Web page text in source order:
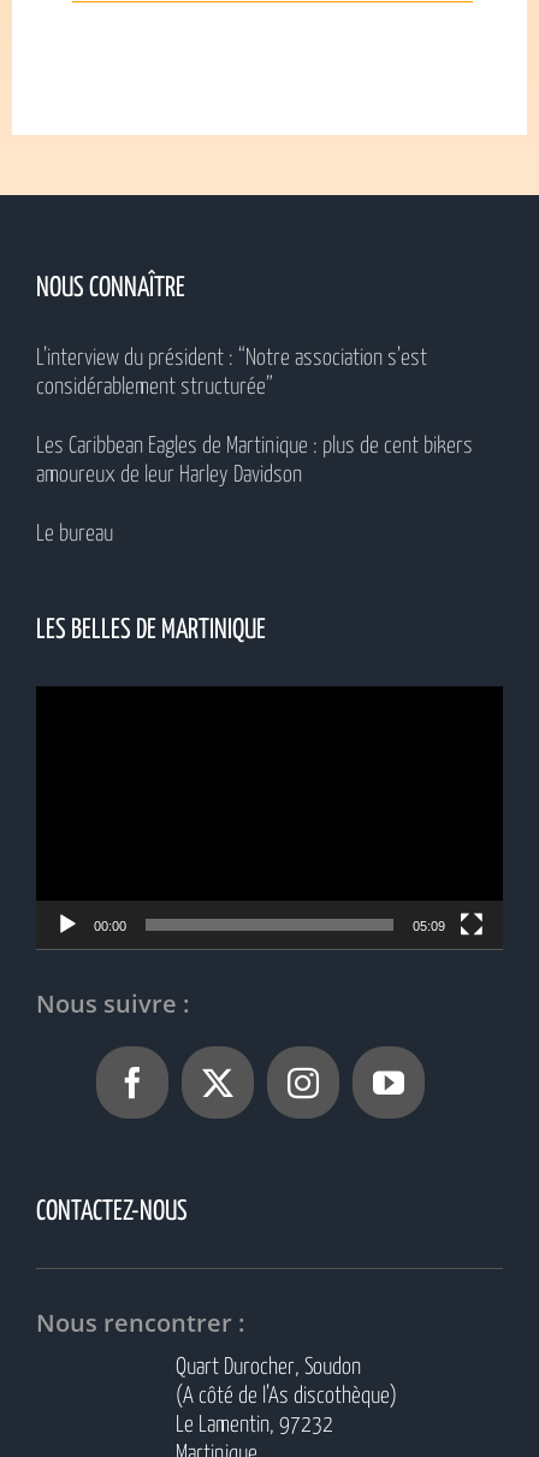
NOUS CONNAÎTRE
L’interview du président : “Notre association s’est
considérablement structurée”
Les Caribbean Eagles de Martinique : plus de cent bikers
amoureux de leur Harley Davidson
Le bureau
LES BELLES DE MARTINIQUE
00:00 05:09
Nous suivre :
CONTACTEZ-NOUS
Nous rencontrer :
Quart Durocher, Soudon
(A côté de l’As discothèque)
Le Lamentin, 97232